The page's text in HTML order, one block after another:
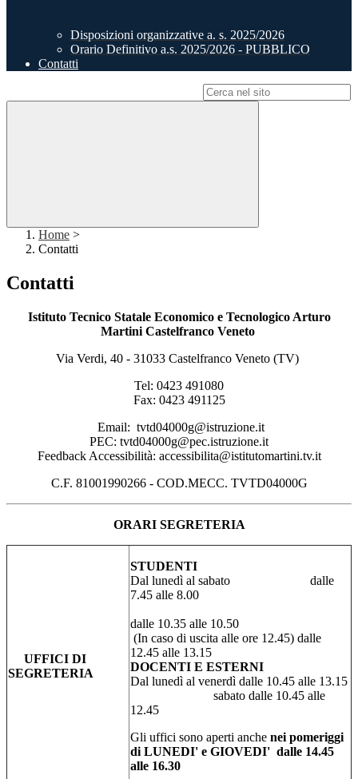
Disposizioni organizzative a. s. 2025/2026
Orario Definitivo a.s. 2025/2026 - PUBBLICO
Contatti
Home >
Contatti
Contatti
Istituto Tecnico Statale Economico e Tecnologico Arturo
Martini Castelfranco Veneto
Via Verdi, 40 - 31033 Castelfranco Veneto (TV)
Tel: 0423 491080
Fax: 0423 491125
Email: tvtd04000g@istruzione.it
PEC: tvtd04000g@pec.istruzione.it
Feedback Accessibilità: accessibilita@istitutomartini.tv.it
C.F. 81001990266 - COD.MECC. TVTD04000G
ORARI SEGRETERIA
UFFICI DI
SEGRETERIA
STUDENTI
Dal lunedì al sabato dalle
7.45 alle 8.00
dalle 10.35 alle 10.50
(In caso di uscita alle ore 12.45) dalle
12.45 alle 13.15
DOCENTI E ESTERNI
Dal lunedì al venerdì dalle 10.45 alle 13.15
sabato dalle 10.45 alle
12.45
Gli uffici sono aperti anche nei pomeriggi
di LUNEDI' e GIOVEDI' dalle 14.45
alle 16.30